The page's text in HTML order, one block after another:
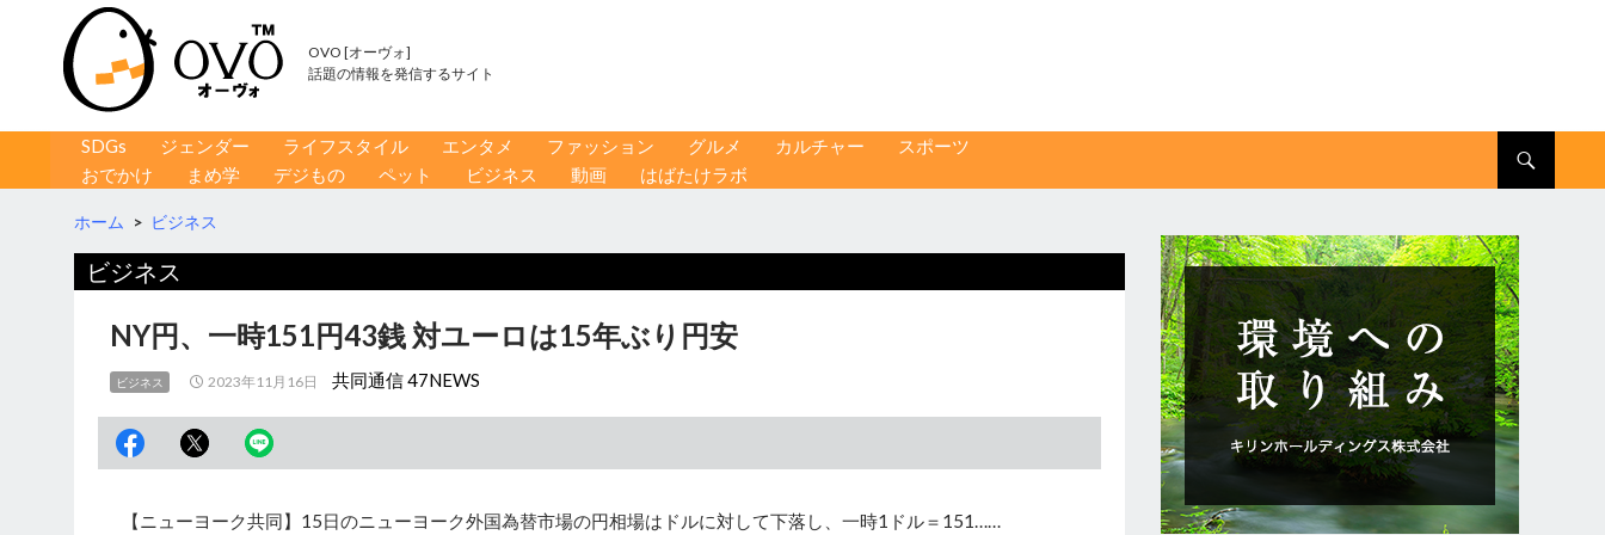
OVO [オーヴォ]
話題の情報を発信するサイト
コンテンツへ移動
SDGs ジェンダー ライフスタイル エンタメ ファッション グルメ カルチャー
スポーツ
おでかけ
まめ学 デジもの ペット ビジネス 動画 はばたけラボ
ホーム > ビジネス
ビジネス
NY円、一時151円43銭 対ユーロは15年ぶり円安
ビジネス 2023年11月16日 共同通信 47NEWS
【ニューヨーク共同】15日のニューヨーク外国為替市場の円相場はドルに対して下落し、一時1ドル＝151……